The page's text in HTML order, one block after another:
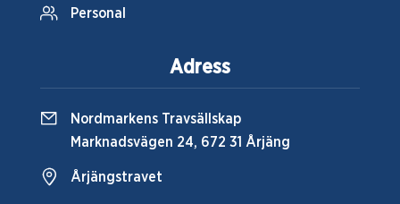
Personal
Adress
Nordmarkens Travsällskap
Marknadsvägen 24, 672 31 Årjäng
Årjängstravet